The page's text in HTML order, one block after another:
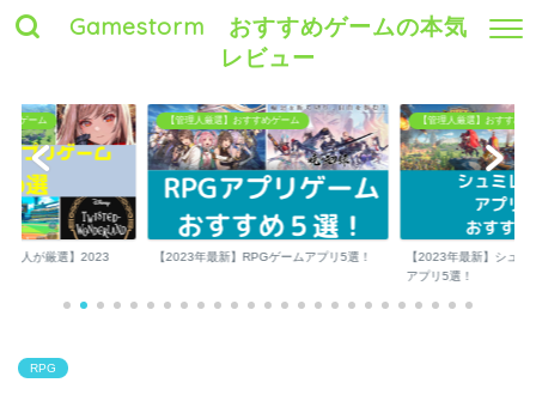
Gamestorm おすすめゲームの本気
レビュー
めゲーム
理人が厳選】2023
【管理人厳選】おすすめゲーム
【2023年最新】RPGゲームアプリ5選！
【管理人厳選】おすすめゲ
【2023年最新】シュ
アプリ5選！
RPG